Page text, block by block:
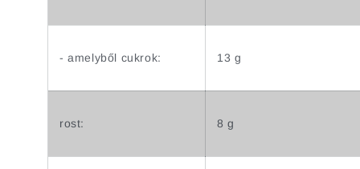
- amelyből cukrok: 13 g
rost: 8 g